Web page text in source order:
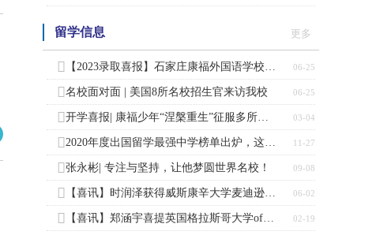
留学信息 更多
06-25
【2023录取喜报】石家庄康福外国语学校offer数45枚！
06-25
名校面对面 | 美国8所名校招生官来访我校
03-04
开学喜报| 康福少年“涅槃重生”征服多所世界名校！
11-27
2020年度出国留学最强中学榜单出炉，这家学校领跑北京私立
09-08
张永彬| 专注与坚持，让他梦圆世界名校！
06-02
【喜讯】时润泽获得威斯康辛大学麦迪逊分校录取offer！
02-19
【喜讯】郑涵宇喜提英国格拉斯哥大学offer！